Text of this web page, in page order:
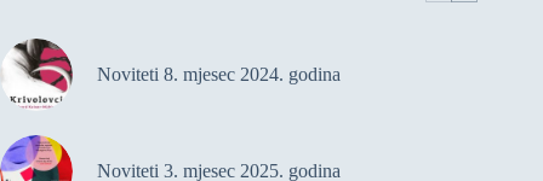
Noviteti 8. mjesec 2024. godina
Noviteti 3. mjesec 2025. godina